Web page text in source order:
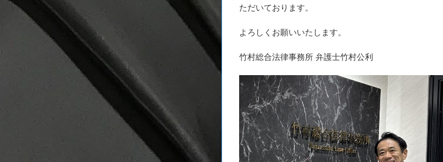
ただいております。
よろしくお願いいたします。
竹村総合法律事務所 弁護士竹村公利